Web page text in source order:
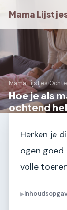
Mama
Mama Lijstjes›
Hoe je als
ochtend
Herken je
ogen goed
volle
▶